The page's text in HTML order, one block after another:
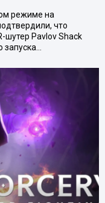
режиме на
что
шутер Pavlov Shack